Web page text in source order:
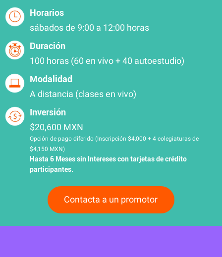
Horarios
sábados de 9:00 a 12:00 horas
Duración
100 horas (60 en vivo + 40 autoestudio)
Modalidad
A distancia (clases en vivo)
Inversión
$20,600 MXN
Opción de pago diferido (Inscripción $4,000 + 4 colegiaturas de
$4,150 MXN)
Hasta 6 Meses sin Intereses con tarjetas de crédito
participantes.
Contacta a un promotor